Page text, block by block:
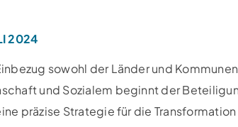
2024
sowohl der Länder und
und Sozialem beginnt der
präzise Strategie für die